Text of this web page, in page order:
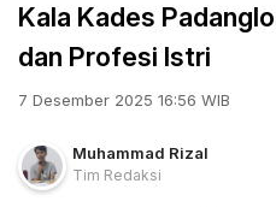
Kala Kades
dan Profesi Istri
7 Desember 2025 16:56 WIB
Muhammad Rizal
Tim Redaksi